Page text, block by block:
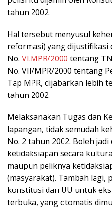
tahun 2002.
Hal tersebut menyusul
reformasi) yang dijustifikasi
No. VI.MPR/2000 tentang
No. VII/MPR/2000 tentang
Tap MPR, dijabarkan lebih
tahun 2002.
Melaksanakan Tugas dan
lapangan, tidak semudah
No. 2 tahun 2002. Boleh
ketidaksiapan secara
maupun peliknya
(masyarakat). Tambah lagi,
konstitusi dan UU untuk
terbuka, yang otomatis